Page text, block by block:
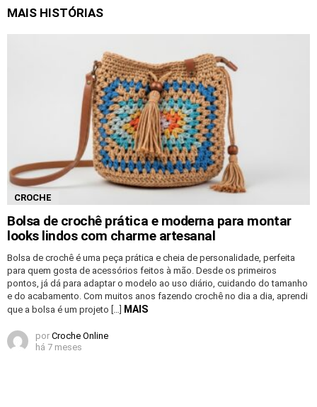
MAIS HISTÓRIAS
CROCHE
Bolsa de crochê prática e moderna para montar
looks lindos com charme artesanal
Bolsa de crochê é uma peça prática e cheia de personalidade, perfeita
para quem gosta de acessórios feitos à mão. Desde os primeiros
pontos, já dá para adaptar o modelo ao uso diário, cuidando do tamanho
e do acabamento. Com muitos anos fazendo crochê no dia a dia, aprendi
que a bolsa é um projeto […]
MAIS
por Croche Online
há 7 meses